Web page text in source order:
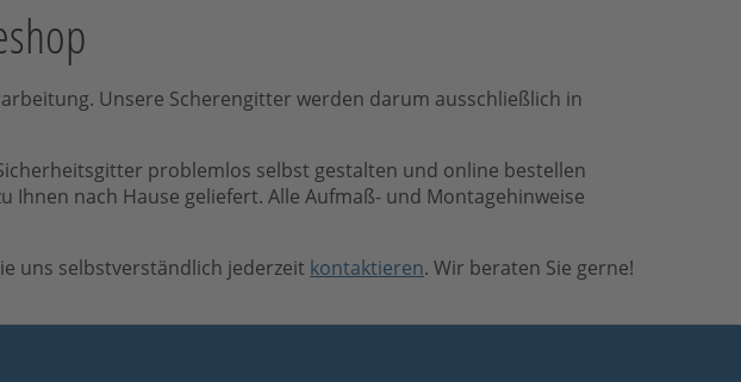
Unsere Scherengitter werden darum ausschließlich in
problemlos selbst gestalten und online bestellen
nach Hause geliefert. Alle Aufmaß- und Montagehinweise
uns selbstverständlich jederzeit kontaktieren. Wir beraten Sie gerne!